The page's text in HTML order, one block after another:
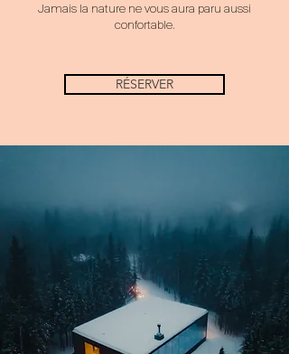
Jamais la nature ne vous aura paru aussi
confortable.
RÉSERVER